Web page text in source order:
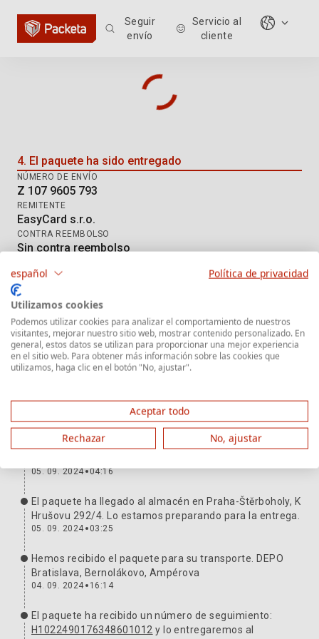
Seguir
envío
Servicio al
cliente
Seguimiento del envío: Z 107
4. El paquete ha sido entregado
NÚMERO DE ENVÍO
Z 107 9605 793
REMITENTE
EasyCard s.r.o.
CONTRA REEMBOLSO
Sin contra reembolso
DE Hermes HD
Ruta del envío Más información
próxima vez.
Hemos entregado el paquete al transportista. Número
05. 09. 2024 04:16
El paquete ha llegado al almacén en Praha-Štěrboholy, K
Hrušovu 292/4. Lo estamos preparando para la entrega.
05. 09. 2024 03:25
Hemos recibido el paquete para su transporte. DEPO
Bratislava, Bernolákovo, Ampérova
04. 09. 2024 16:14
El paquete ha recibido un número de seguimiento:
H1022490176348601012 y lo entregaremos al
español Política de privacidad
Utilizamos cookies
Podemos utilizar cookies para analizar el comportamiento de nuestros
visitantes, mejorar nuestro sitio web, mostrar contenido personalizado. En
general, estos datos se utilizan para proporcionar una mejor experiencia
en el sitio web. Para obtener más información sobre las cookies que
utilizamos, haga clic en el botón "No, ajustar".
Aceptar todo
Rechazar
No, ajustar